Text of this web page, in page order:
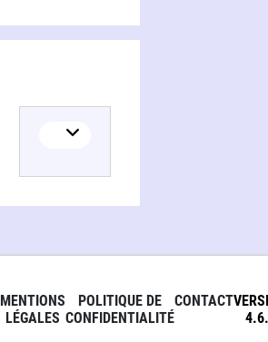
MENTIONS
LÉGALES
POLITIQUE DE
CONFIDENTIALITÉ
CONTACT